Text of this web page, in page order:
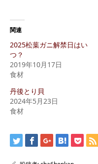
関連
2025松葉ガニ解禁日はい
つ？
2019年10月17日
食材
丹後とり貝
2024年5月23日
食材